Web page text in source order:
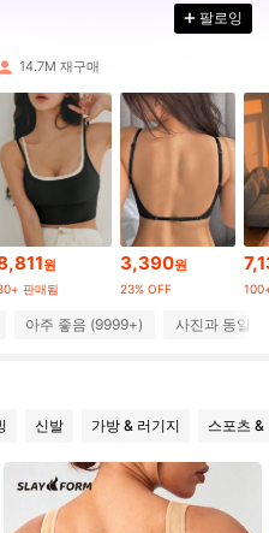
팔로잉
14.7M 재구매
원
판매됨
3,390원
23% OFF
아주 좋음 (9999+) 사진과 동일
신발 가방 & 러기지 스포츠 &